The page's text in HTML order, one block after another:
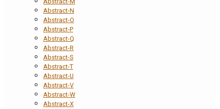
Abstract-N
Abstract-O
Abstract-P
Abstract-Q
Abstract-R
Abstract-S
Abstract-T
Abstract-U
Abstract-V
Abstract-W
Abstract-X